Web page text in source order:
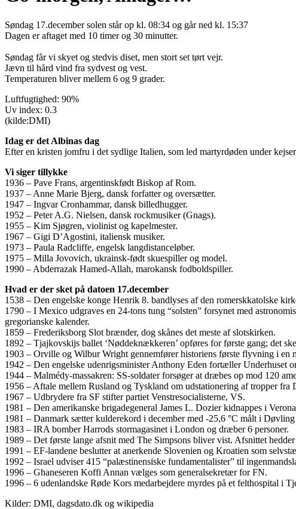
Søndag 17.december solen står op kl. 08:34 og går ned kl. 15:37
Dagen er aftaget med 10 timer og 30 minutter.
Søndag får vi skyet og stedvis diset, men stort set tørt vejr.
Jævn til hård vind fra sydvest og vest.
Temperaturen bliver mellem 6 og 9 grader.
Luftfugtighed: 90%
Uv index: 0.3
(kilde:DMI)
Idag er det Albinas dag
Efter en kristen jomfru i det sydlige Italien, som led martyrdøden under
Vi siger tillykke
1936 – Pave Frans, argentinskfødt Biskop af Rom.
1937 – Anne Marie Bjerg, dansk forfatter og oversætter.
1947 – Ingvar Cronhammar, dansk billedhugger.
1952 – Peter A.G. Nielsen, dansk rockmusiker (Gnags).
1955 – Kim Sjøgren, violinist og kapelmester.
1967 – Gigi D’Agostini, italiensk musiker.
1973 – Paula Radcliffe, engelsk langdistanceløber.
1975 – Milla Jovovich, ukrainsk-født skuespiller og model.
1990 – Abderrazak Hamed-Allah, marokansk fodboldspiller.
Hvad er der sket på datoen 17.december
1538 – Den engelske konge Henrik 8. bandlyses af den romerskkatolske
1790 – I Mexico udgraves en 24-tons tung “solsten” forsynet med
gregorianske kalender.
1859 – Frederiksborg Slot brænder, dog skånes det meste af slotskirken.
1892 – Tjajkovskijs ballet ‘Nøddeknækkeren’ opføres for første gang; det
1903 – Orville og Wilbur Wright gennemfører historiens første flyvning i en
1942 – Den engelske udenrigsminister Anthony Eden fortæller Underhuset
1944 – Malmédy-massakren: SS-soldater forsøger at dræbes op mod 120
1956 – Aftale mellem Rusland og Tyskland om udstationering af tropper fra
1967 – Udbrydere fra SF stifter partiet Venstresocialisterne, VS.
1981 – Den amerikanske brigadegeneral James L. Dozier kidnappes i
1981 – Danmark sætter kulderekord i december med -25,6 °C målt i
1983 – IRA bomber Harrods stormagasinet i London og dræber 6 personer.
1989 – Det første lange afsnit med The Simpsons bliver vist. Afsnittet
1991 – EF-landene beslutter at anerkende Slovenien og Kroatien som
1992 – Israel udviser 415 “palæstinensiske fundamentalister” til
1996 – Ghaneseren Koffi Annan vælges som generalsekretær for FN.
1996 – 6 udenlandske Røde Kors medarbejdere myrdes på et felthospital i
Kilder: DMI, dagsdato.dk og wikipedia